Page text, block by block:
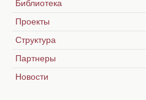
Библиотека
Проекты
Структура
Партнеры
Новости